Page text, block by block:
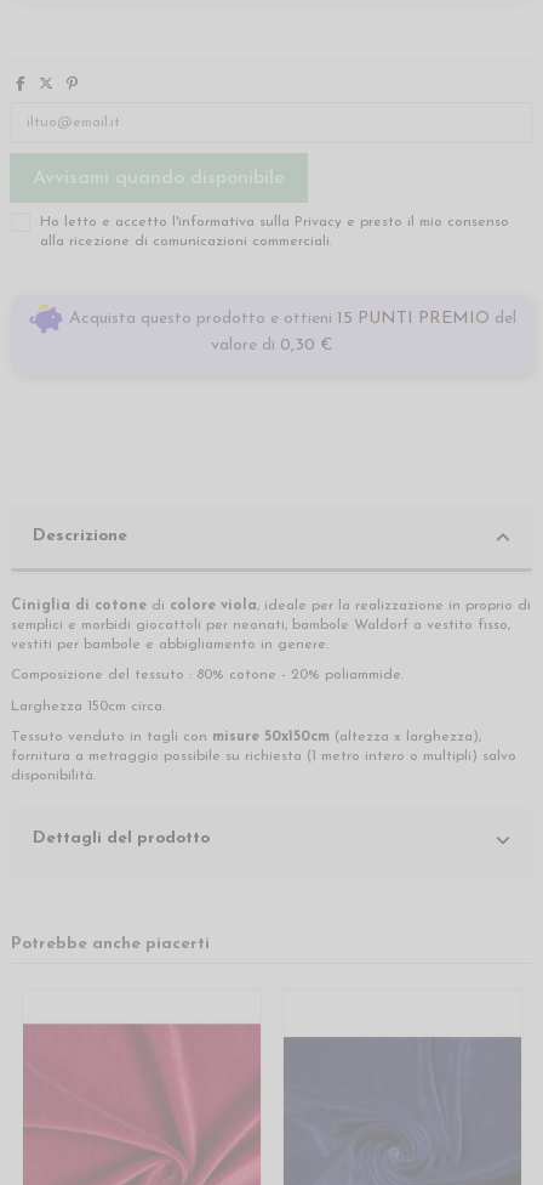
Ho letto e accetto l'informativa sulla Privacy e presto il mio consenso
alla ricezione di comunicazioni commerciali.
Acquista questo prodotto e ottieni 15 PUNTI PREMIO del
valore di 0,30 €
Descrizione
Ciniglia di cotone di colore viola, ideale per la realizzazione in proprio di
semplici e morbidi giocattoli per neonati, bambole Waldorf a vestito fisso,
vestiti per bambole e abbigliamento in genere.
Composizione del tessuto : 80% cotone - 20% poliammide.
Larghezza 150cm circa.
Tessuto venduto in tagli con misure 50x150cm (altezza x larghezza),
fornitura a metraggio possibile su richiesta (1 metro intero o multipli) salvo
disponibilità.
Dettagli del prodotto
Potrebbe anche piacerti